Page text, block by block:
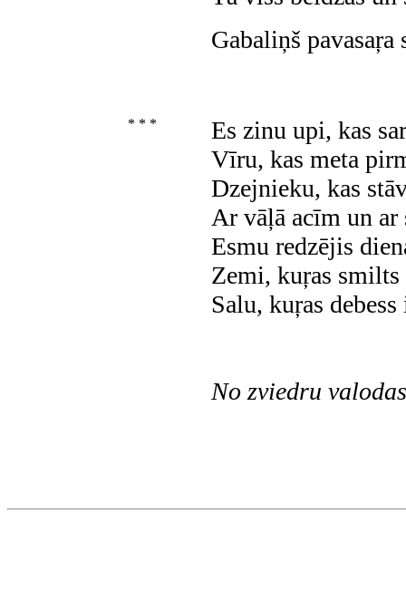
Gabaliņš pavasaŗa
* * *
Es zinu upi, kas
Vīru, kas meta
Dzejnieku, kas
Ar vāļā acīm un
Esmu redzējis
Zemi, kuŗas
Salu, kuŗas
No zviedru